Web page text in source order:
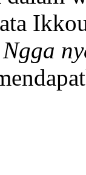
Ngga